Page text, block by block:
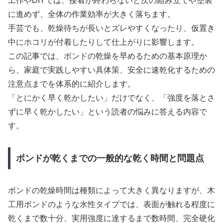
に進めず、全体の作業効率が大きく落ちます。
手芸でも、乾燥待ちが長いとズレやすくなったり、仮置き
中にホコリが付着したりして仕上がりに影響します。
この記事では、ボンドの乾燥を早めるための基本原理か
ら、家庭で実践しやすい具体策、安全に速乾化するための
注意点までを体系的に紹介します。
「とにかく早く乾かしたい」だけでなく、「強度を落とさ
ずに早く乾かしたい」という読者の悩みに答える内容で
す。
ボンドが乾くまでの一般的な乾く時間と問題点
ボンドの乾燥時間は種類によって大きく異なりますが、木
工用ボンドのような水性タイプでは、表面が触れる程度に
乾くまで数十分、実用強度に達するまで数時間、完全硬化